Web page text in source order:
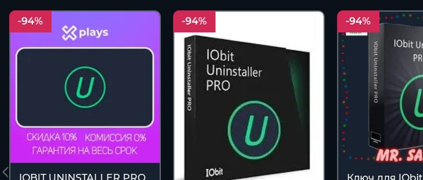
-94% -94% -94%